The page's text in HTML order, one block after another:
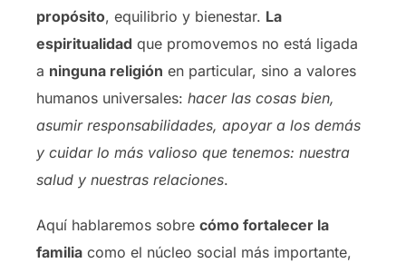
propósito, equilibrio y bienestar. La
espiritualidad que promovemos no está ligada
a ninguna religión en particular, sino a valores
humanos universales: hacer las cosas bien,
asumir responsabilidades, apoyar a los demás
y cuidar lo más valioso que tenemos: nuestra
salud y nuestras relaciones.
Aquí hablaremos sobre cómo fortalecer la
familia como el núcleo social más importante,